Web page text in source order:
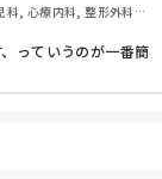
科, 心療内科, 整形外科,
ナース, 外来, 神経内科,
, 回復期, 終末期, オペ室,
っていうのが一番簡